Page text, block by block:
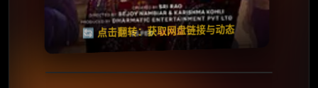
🔄 点击翻转：获取网盘链接与动态
失效请反馈
🧧️
天天领红包